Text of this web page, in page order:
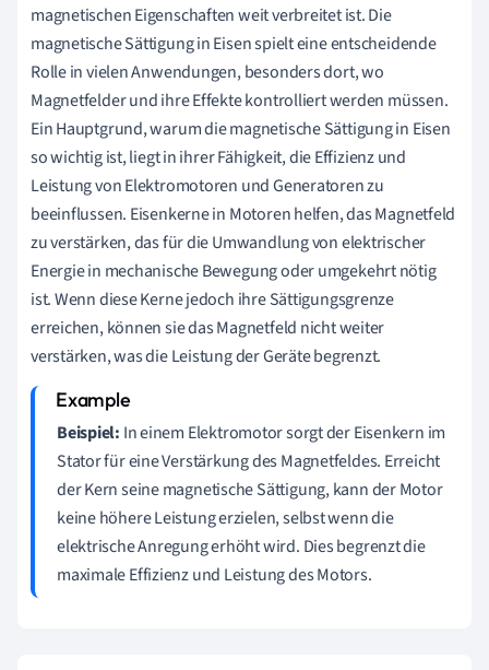
magnetischen Eigenschaften weit verbreitet ist. Die
magnetische Sättigung in Eisen spielt eine entscheidende
Rolle in vielen Anwendungen, besonders dort, wo
Magnetfelder und ihre Effekte kontrolliert werden müssen.
Ein Hauptgrund, warum die magnetische Sättigung in Eisen
so wichtig ist, liegt in ihrer Fähigkeit, die Effizienz und
Leistung von Elektromotoren und Generatoren zu
beeinflussen. Eisenkerne in Motoren helfen, das Magnetfeld
zu verstärken, das für die Umwandlung von elektrischer
Energie in mechanische Bewegung oder umgekehrt nötig
ist. Wenn diese Kerne jedoch ihre Sättigungsgrenze
erreichen, können sie das Magnetfeld nicht weiter
verstärken, was die Leistung der Geräte begrenzt.
Beispiel: In einem Elektromotor sorgt der Eisenkern im
Stator für eine Verstärkung des Magnetfeldes. Erreicht
der Kern seine magnetische Sättigung, kann der Motor
keine höhere Leistung erzielen, selbst wenn die
elektrische Anregung erhöht wird. Dies begrenzt die
maximale Effizienz und Leistung des Motors.